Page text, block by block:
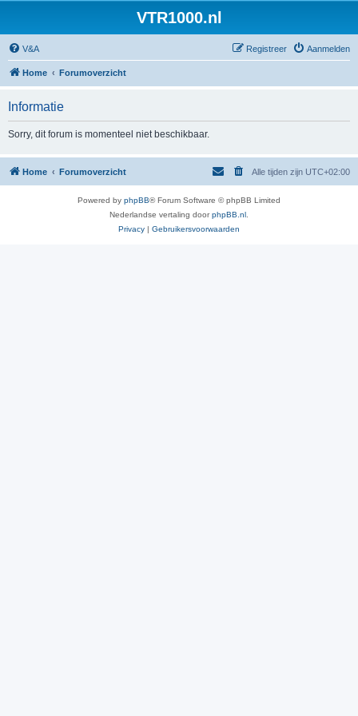
VTR1000.nl
V&A Aanmelden
Registreer
Home Forumoverzicht
Informatie
Sorry, dit forum is momenteel niet beschikbaar.
Home Forumoverzicht Alle tijden zijn UTC+02:00
Powered by phpBB® Forum Software © phpBB Limited
Nederlandse vertaling doorphpBB.nl
Privacy | Gebruikersvoorwaarden